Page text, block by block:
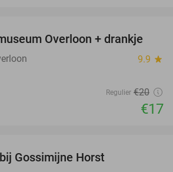
15%
Overloon + drankje
9.9 star
Regulier €20
€17
Gossimijne Horst